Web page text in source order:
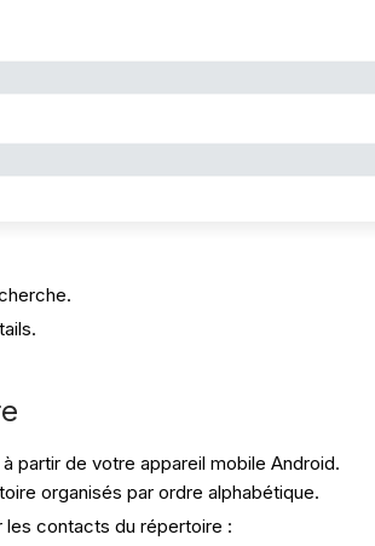
partir de votre appareil mobile Android.
organisés par ordre alphabétique.
les contacts du répertoire :